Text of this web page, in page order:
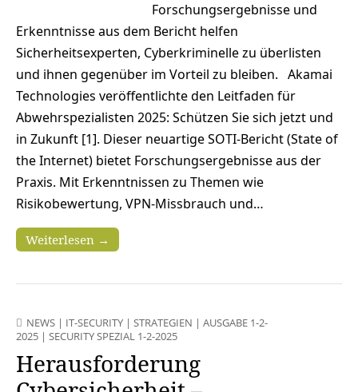
Forschungsergebnisse und
Erkenntnisse aus dem Bericht helfen
Sicherheitsexperten, Cyberkriminelle zu überlisten
und ihnen gegenüber im Vorteil zu bleiben. Akamai
Technologies veröffentlichte den Leitfaden für
Abwehrspezialisten 2025: Schützen Sie sich jetzt und
in Zukunft [1]. Dieser neuartige SOTI-Bericht (State of
the Internet) bietet Forschungsergebnisse aus der
Praxis. Mit Erkenntnissen zu Themen wie
Risikobewertung, VPN-Missbrauch und…
Weiterlesen →
NEWS | IT-SECURITY | STRATEGIEN | AUSGABE 1-2-
2025 | SECURITY SPEZIAL 1-2-2025
Herausforderung